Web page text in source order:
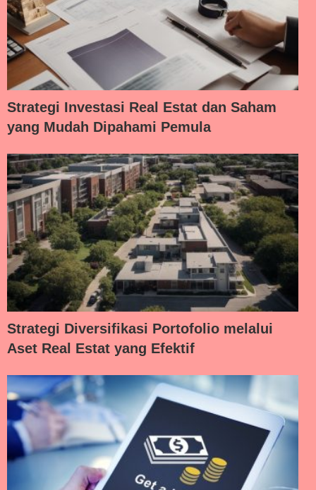
Strategi Investasi Real Estat dan Saham
yang Mudah Dipahami Pemula
Strategi Diversifikasi Portofolio melalui
Aset Real Estat yang Efektif